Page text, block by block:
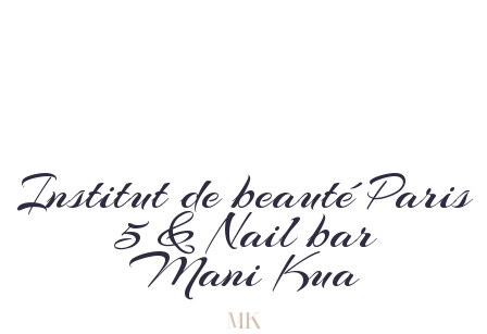
Institut de beauté Paris
5 & Nail bar
Mani Kua